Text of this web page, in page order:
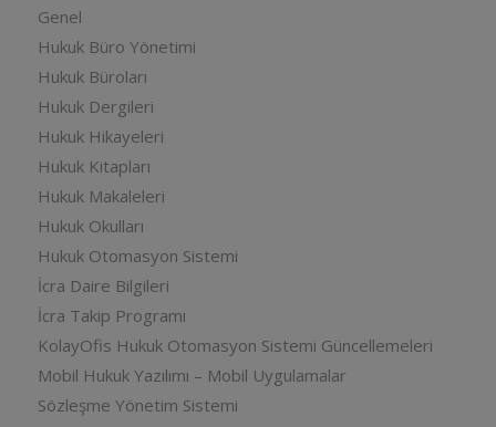
Genel
Hukuk Büro Yönetimi
Hukuk Büroları
Hukuk Dergileri
Hukuk Hikayeleri
Hukuk Kitapları
Hukuk Makaleleri
Hukuk Okulları
Hukuk Otomasyon Sistemi
İcra Daire Bilgileri
İcra Takip Programı
KolayOfis Hukuk Otomasyon Sistemi Güncellemeleri
Mobil Hukuk Yazılımı – Mobil Uygulamalar
Sözleşme Yönetim Sistemi